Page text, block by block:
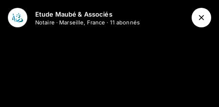
Etude Maubé & Associés
Notaire · Marseille, France · 11 abonnés